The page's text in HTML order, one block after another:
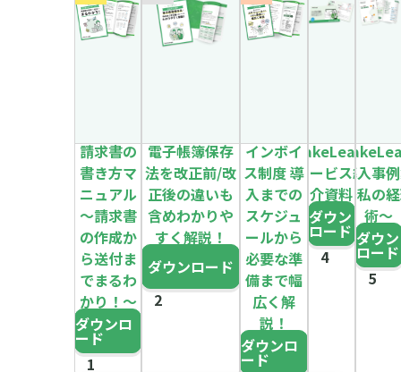
請求書の
書き方マ
ニュアル
～請求書
の作成か
ら送付ま
でまるわ
かり！～
ダウンロ
ード
電子帳簿保存
法を改正前/改
正後の違いも
含めわかりや
すく解説！
ダウンロード
インボイ
ス制度 導
入までの
スケジュ
ールから
必要な準
備まで幅
広く解
説！
ダウンロ
ード
MakeLeaps
サービス紹
介資料
ダウン
ロード
導入事
～私の
術～
ダウン
ロード